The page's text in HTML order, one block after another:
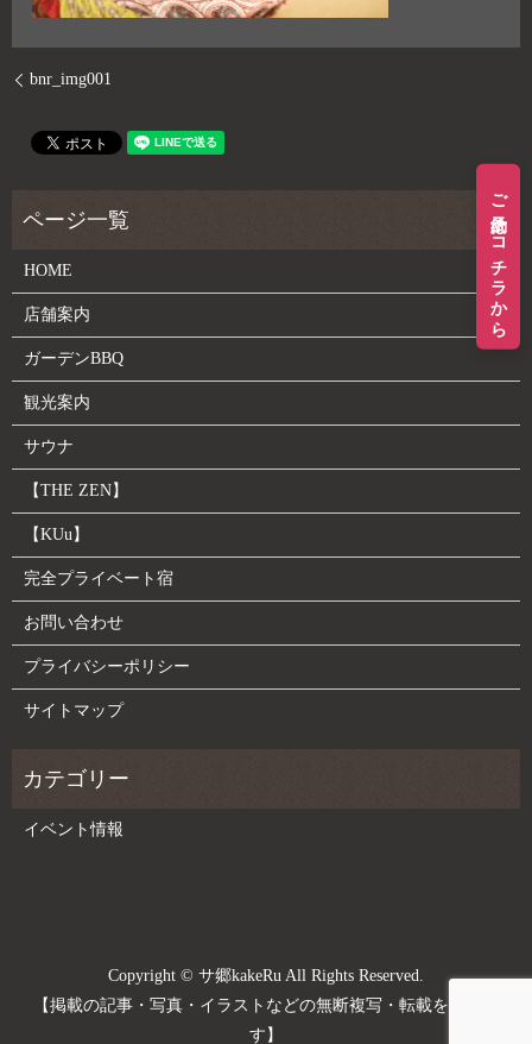
bnr_img001
HOME
店舗案内
ガーデンBBQ
観光案内
サウナ
【THE ZEN】
【KUu】
完全プライベート宿
お問い合わせ
プライバシーポリシー
サイトマップ
イベント情報
Copyright © サ郷kakeRu All Rights Reserved.
【掲載の記事・写真・イラストなどの無断複写・転載を禁じま
す】
ご予約はコチラから